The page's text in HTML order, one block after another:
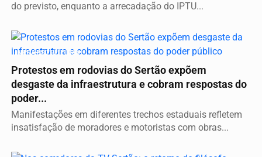
do previsto, enquanto a arrecadação do IPTU...
INFRAESTRUTURA
Protestos em rodovias do Sertão expõem
desgaste da infraestrutura e cobram respostas do
poder...
Manifestações em diferentes trechos estaduais refletem
insatisfação de moradores e motoristas com obras...